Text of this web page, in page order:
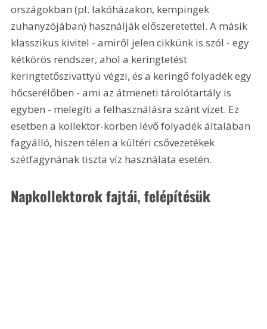
országokban (pl. lakóházakon, kempingek
zuhanyzójában) használják előszeretettel. A másik
klasszikus kivitel - amiről jelen cikkünk is szól - egy
kétkörös rendszer, ahol a keringtetést
keringtetőszivattyú végzi, és a keringő folyadék egy
hőcserélőben - ami az átmeneti tárolótartály is
egyben - melegíti a felhasználásra szánt vizet. Ez
esetben a kollektor-körben lévő folyadék általában
fagyálló, hiszen télen a kültéri csővezetékek
szétfagynának tiszta víz használata esetén.
Napkollektorok fajtái, felépítésük